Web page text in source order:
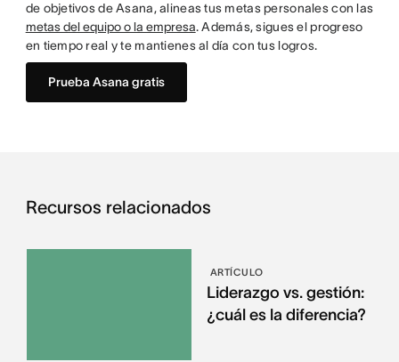
de objetivos de Asana, alineas tus metas personales con las
metas del equipo o la empresa. Además, sigues el progreso
en tiempo real y te mantienes al día con tus logros.
Prueba Asana gratis
Recursos relacionados
ARTÍCULO
Liderazgo vs. gestión:
¿cuál es la diferencia?